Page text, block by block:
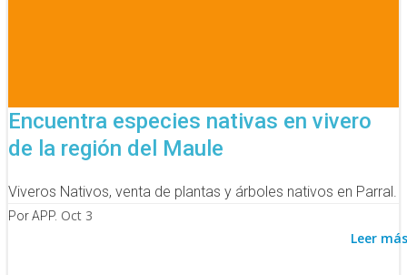
Encuentra especies nativas en vivero
de la región del Maule
Viveros Nativos, venta de plantas y árboles nativos en Parral.
Por APP. Oct 3
Leer más